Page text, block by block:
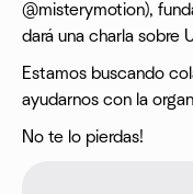
@misterymotion),
dará una charla sobre
Estamos buscando
ayudarnos con la
No te lo pierdas!